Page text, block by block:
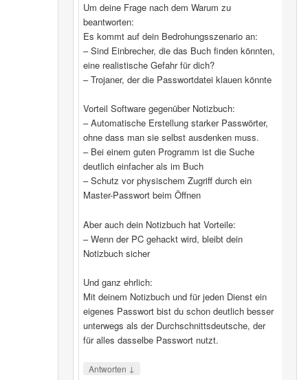
Um deine Frage nach dem Warum zu
beantworten:
Es kommt auf dein Bedrohungsszenario an:
– Sind Einbrecher, die das Buch finden könnten,
eine realistische Gefahr für dich?
– Trojaner, der die Passwortdatei klauen könnte
Vorteil Software gegenüber Notizbuch:
– Automatische Erstellung starker Passwörter,
ohne dass man sie selbst ausdenken muss.
– Bei einem guten Programm ist die Suche
deutlich einfacher als im Buch
– Schutz vor physischem Zugriff durch ein
Master-Passwort beim Öffnen
Aber auch dein Notizbuch hat Vorteile:
– Wenn der PC gehackt wird, bleibt dein
Notizbuch sicher
Und ganz ehrlich:
Mit deinem Notizbuch und für jeden Dienst ein
eigenes Passwort bist du schon deutlich besser
unterwegs als der Durchschnittsdeutsche, der
für alles dasselbe Passwort nutzt.
Antworten ↓